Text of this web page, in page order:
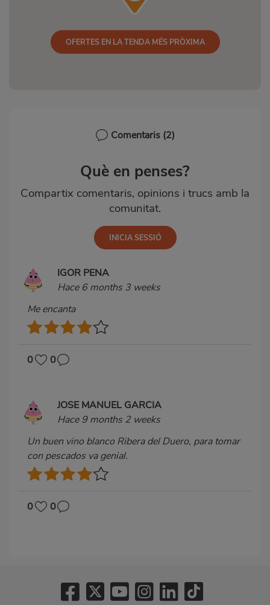
OFERTES EN LA TENDA MÉS PRÒXIMA
Comentaris (2)
Què en penses?
Compartix comentaris, opinions i trucs amb la
comunitat.
IGOR PENA
Hace 6 months 3 weeks
Me encanta
0 0
JOSE MANUEL GARCIA
Hace 9 months 2 weeks
Un buen vino blanco Ribera del Duero, para tomar
con pescados va genial.
0 0